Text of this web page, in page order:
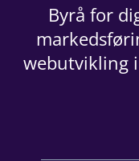
Byrå for
webutvikling